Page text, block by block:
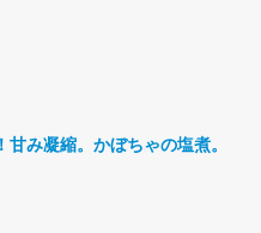
甘み凝縮。かぼちゃの塩煮。